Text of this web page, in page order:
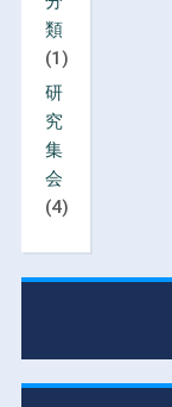
類
(1)
研
究
集
会
(4)